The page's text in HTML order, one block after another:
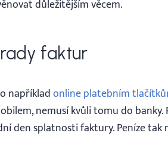
důležitějším věcem.
faktur
napříkladonline platebním
nemusí kvůli tomu do
den splatnosti faktury. Peníze